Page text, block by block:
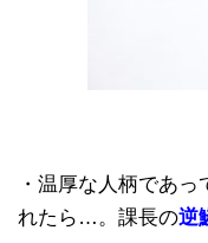
・温厚な人柄であ
れたら…。課長の逆